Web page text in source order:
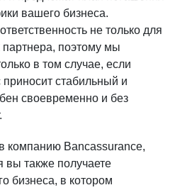
вашего бизнеса.
не только для
партнера, поэтому мы
в том случае, если
стабильный и
своевременно и без
компанию Bancassurance,
также получаете
бизнеса, в котором